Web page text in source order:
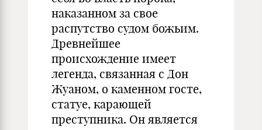
наказанном за свое
распутство судом божьим.
Древнейшее
происхождение имеет
легенда, связанная с Дон
Жуаном, о каменном госте,
статуе, карающей
преступника. Он является